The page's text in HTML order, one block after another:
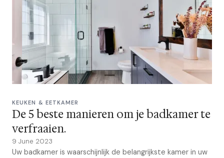
KEUKEN & EETKAMER
De 5 beste manieren om je badkamer te
verfraaien.
9 June 2023
Uw badkamer is waarschijnlijk de belangrijkste kamer in uw